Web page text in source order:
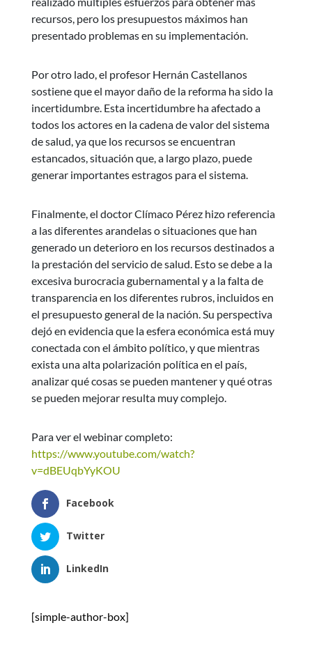
recursos, pero los presupuestos máximos han
presentado problemas en su implementación.
Por otro lado, el profesor Hernán Castellanos
sostiene que el mayor daño de la reforma ha sido la
incertidumbre. Esta incertidumbre ha afectado a
todos los actores en la cadena de valor del sistema
de salud, ya que los recursos se encuentran
estancados, situación que, a largo plazo, puede
generar importantes estragos para el sistema.
Finalmente, el doctor Clímaco Pérez hizo referencia
a las diferentes arandelas o situaciones que han
generado un deterioro en los recursos destinados a
la prestación del servicio de salud. Esto se debe a la
excesiva burocracia gubernamental y a la falta de
transparencia en los diferentes rubros, incluidos en
el presupuesto general de la nación. Su perspectiva
dejó en evidencia que la esfera económica está muy
conectada con el ámbito político, y que mientras
exista una alta polarización política en el país,
analizar qué cosas se pueden mantener y qué otras
se pueden mejorar resulta muy complejo.
Para ver el webinar completo:
https://www.youtube.com/watch?
v=dBEUqbYyKOU
Facebook
Twitter
LinkedIn
[simple-author-box]